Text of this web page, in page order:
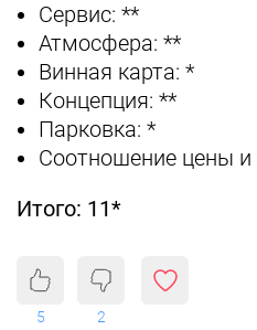
Сервис: **
Атмосфера: **
Винная карта: *
Концепция: **
Парковка: *
Соотношение цены и
Итого: 11*
5 2